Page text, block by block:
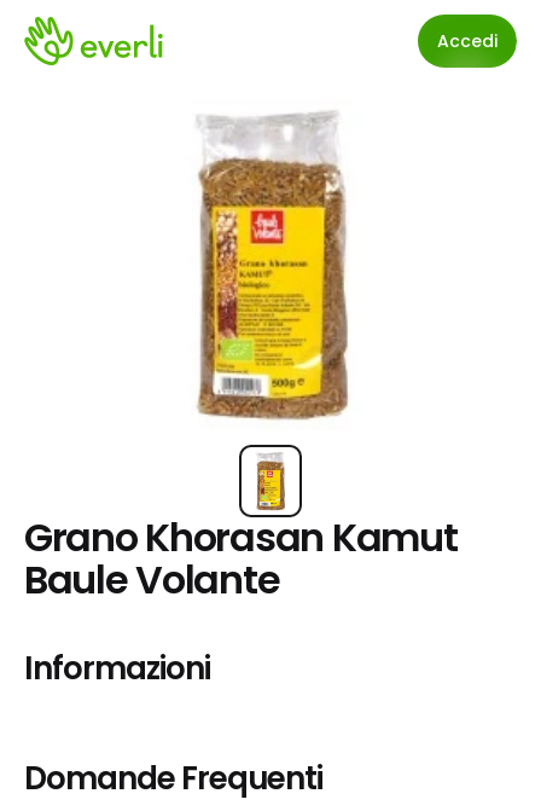
Accedi
Grano Khorasan Kamut
Baule Volante
Informazioni
Domande Frequenti